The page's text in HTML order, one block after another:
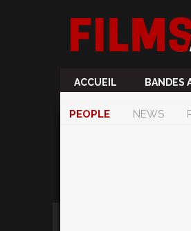
ACCUEIL BANDES
PEOPLE NEWS